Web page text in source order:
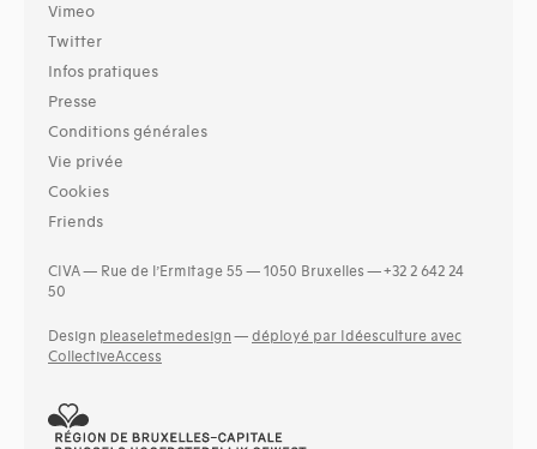
Vimeo
Twitter
Infos pratiques
Presse
Conditions générales
Vie privée
Cookies
Friends
CIVA — Rue de l’Ermitage 55 — 1050 Bruxelles — +32 2 642 24
50
Design pleaseletmedesign — déployé par Idéesculture avec
CollectiveAccess